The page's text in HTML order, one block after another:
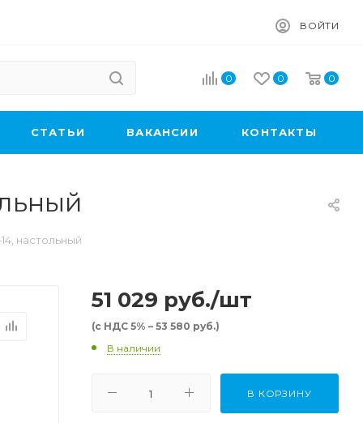
ВОЙТИ
0 0 0
CТАТЬИ ВАКАНСИИ КОНТАКТЫ
настольный
51 029 руб./шт
(с НДС 5% – 53 580 руб.)
В наличии
В КОРЗИНУ